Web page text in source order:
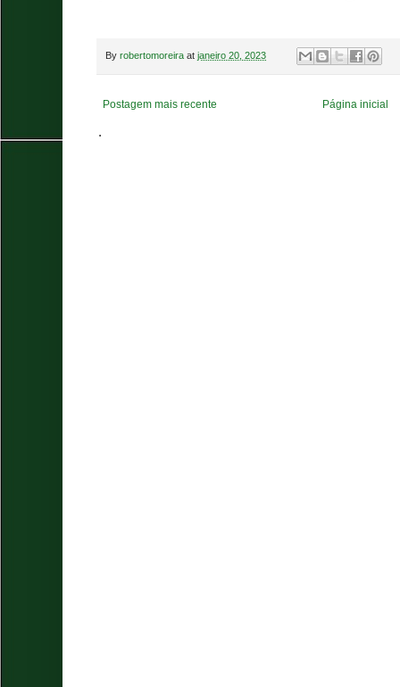
By robertomoreira at janeiro 20, 2023
Postagem mais recente Página inicial
.